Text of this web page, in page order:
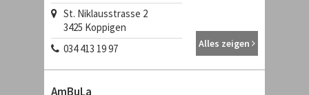
St. Niklausstrasse 2
3425 Koppigen
034 413 19 97
Alles zeigen
AmBuLa